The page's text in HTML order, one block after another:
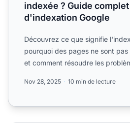
indexée ? Guide
d'indexation Google
Découvrez ce que signifie
pourquoi des pages ne sont
et comment résoudre les
Nov 28, 2025 10 min de lecture